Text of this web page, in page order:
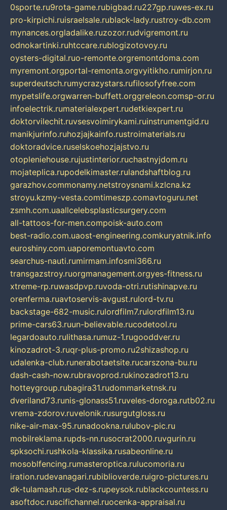
0sporte.ru9rota-game.rubigbad.ru227gp.ruwes-ex.ru
pro-kirpichi.ruisraelsale.rublack-lady.rustroy-db.com
mynances.orgladalike.ruzozor.rudvigremont.ru
odnokartinki.ruhtccare.rublogizotovoy.ru
oysters-digital.ruo-remonte.orgremontdoma.com
myremont.orgportal-remonta.orgvyitikho.rumirjon.ru
superdeutsch.rumycrazystars.rufilosofyfree.com
mypetslife.orgwarren-buffett.orggreleon.comsp-or.ru
infoelectrik.rumaterialexpert.rudetkiexpert.ru
doktorvilechit.ruvsesvoimirykami.ruinstrumentgid.ru
manikjurinfo.ruhozjajkainfo.rustroimaterials.ru
doktoradvice.ruselskoehozjajstvo.ru
otopleniehouse.rujustinterior.ruchastnyjdom.ru
mojateplica.rupodelkimaster.rulandshaftblog.ru
garazhov.commonamy.netstroysnami.kzlcna.kz
stroyu.kzmy-vesta.comtimeszp.comavtoguru.net
zsmh.com.uaallcelebsplasticsurgery.com
all-tattoos-for-men.compoisk-auto.com
best-radio.com.uaost-engineering.comkuryatnik.info
euroshiny.com.uaporemontuavto.com
searchus-nauti.rumirmam.infosmi366.ru
transgazstroy.ruorgmanagement.orgyes-fitness.ru
xtreme-rp.ruwasdpvp.ruvoda-otri.rutishinapve.ru
orenferma.ruavtoservis-avgust.rulord-tv.ru
backstage-682-music.rulordfilm7.rulordfilm13.ru
prime-cars63.ruun-believable.rucodetool.ru
legardoauto.rulithasa.rumuz-1.rugooddver.ru
kinozadrot-3.ruqr-plus-promo.ru2shizashop.ru
udalenka-club.runerabotaetsite.rucarszona-bu.ru
dash-cash-now.rubravoprod.rukinozadrot13.ru
hotteygroup.rubagira31.rudommarketnsk.ru
dveriland73.runis-glonass51.ruveles-doroga.rutb02.ru
vrema-zdorov.ruvelonik.rusurgutgloss.ru
nike-air-max-95.runadookna.rulubov-pic.ru
mobilreklama.rupds-nn.rusocrat2000.ruvgurin.ru
spksochi.rushkola-klassika.rusabeonline.ru
mosoblfencing.rumasteroptica.rulucomoria.ru
iration.rudevanagari.rubiblioverde.ruigro-pictures.ru
dk-tulamash.rus-dez-s.rupeysok.rublackcountess.ru
asoftdoc.ruscifichannel.ruocenka-appraisal.ru